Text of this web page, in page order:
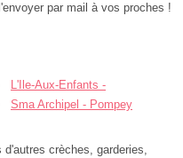
par mail à vos proches !
L'Ile-Aux-Enfants -
Sma Archipel - Pompey
crèches, garderies,